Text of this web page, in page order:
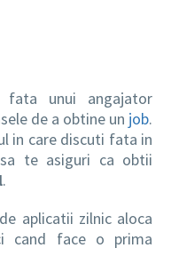
unui angajator
de a obtine un job.
in care discuti fata in
te asiguri ca obtii
.
aplicatii zilnic aloca
cand face o prima